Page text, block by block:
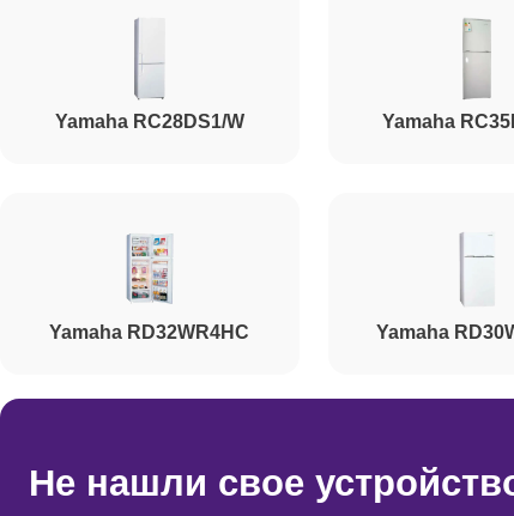
Yamaha RC28DS1/W Yamaha
Yamaha RD32WR4HC Yamaha
Не нашли свое